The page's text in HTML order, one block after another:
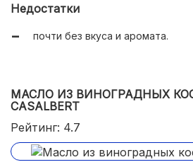
Недостатки
почти без вкуса и аромата.
МАСЛО ИЗ ВИНОГРАДНЫХ
CASALBERT
Рейтинг: 4.7